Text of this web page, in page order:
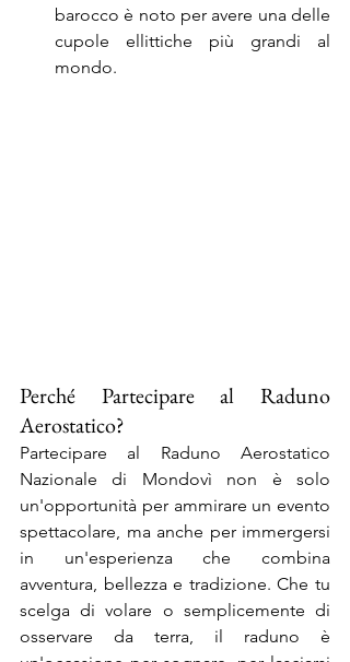
barocco è noto per avere una delle
cupole ellittiche più grandi al
mondo.
Perché Partecipare al Raduno
Aerostatico?
Partecipare al Raduno Aerostatico
Nazionale di Mondovì non è solo
un'opportunità per ammirare un evento
spettacolare, ma anche per immergersi
in un'esperienza che combina
avventura, bellezza e tradizione. Che tu
scelga di volare o semplicemente di
osservare da terra, il raduno è